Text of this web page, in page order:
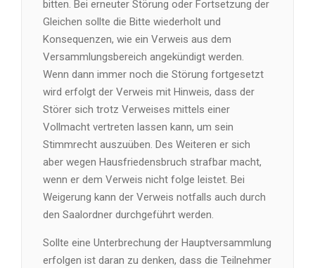
bitten. Bei erneuter Störung oder Fortsetzung der
Gleichen sollte die Bitte wiederholt und
Konsequenzen, wie ein Verweis aus dem
Versammlungsbereich angekündigt werden.
Wenn dann immer noch die Störung fortgesetzt
wird erfolgt der Verweis mit Hinweis, dass der
Störer sich trotz Verweises mittels einer
Vollmacht vertreten lassen kann, um sein
Stimmrecht auszuüben. Des Weiteren er sich
aber wegen Hausfriedensbruch strafbar macht,
wenn er dem Verweis nicht folge leistet. Bei
Weigerung kann der Verweis notfalls auch durch
den Saalordner durchgeführt werden.
Sollte eine Unterbrechung der Hauptversammlung
erfolgen ist daran zu denken, dass die Teilnehmer